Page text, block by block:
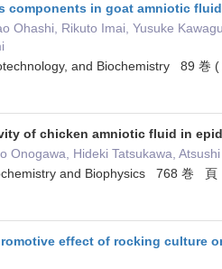
components in goat amniotic
Ohashi, Rikuto Imai, Yusuke
and Biochemistry 89 巻
of chicken amniotic fluid in
Onogawa, Hideki Tatsukawa,
and Biophysics 768 巻
effect of rocking culture